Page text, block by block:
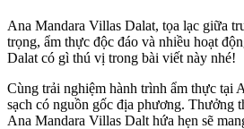
Ana Mandara Villas Dalat, tọa lạc giữa
trọng, ẩm thực độc đáo và nhiều hoạt
Dalat có gì thú vị trong bài viết này nhé!
Cùng trải nghiệm hành trình ẩm thực tại
sạch có nguồn gốc địa phương. Thưởng
Ana Mandara Villas Dalt hứa hẹn sẽ